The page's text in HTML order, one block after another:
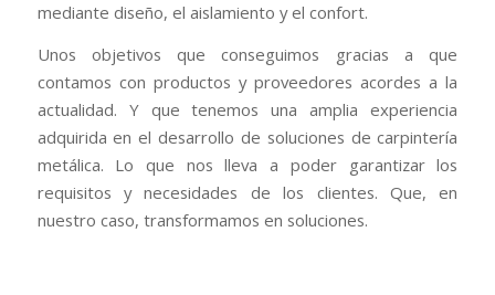
mediante diseño, el aislamiento y el confort.
Unos objetivos que conseguimos gracias a que
contamos con productos y proveedores acordes a la
actualidad. Y que tenemos una amplia experiencia
adquirida en el desarrollo de soluciones de carpintería
metálica. Lo que nos lleva a poder garantizar los
requisitos y necesidades de los clientes. Que, en
nuestro caso, transformamos en soluciones.